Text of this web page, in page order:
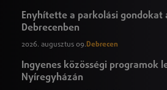
Enyhítette a parkolási gondokat
Debrecenben
2026. augusztus 09.Debrecen
Ingyenes közösségi programok
Nyíregyházán